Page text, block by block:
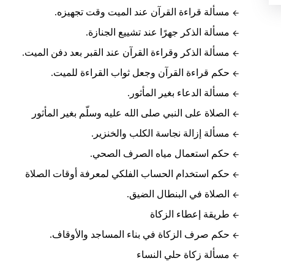
مسألة قراءة القرآن عند الميت وقت تجهيزه.
مسألة الذكر جهرًا عند تشييع الجنازة.
مسألة الذكر وقراءة القرآن عند القبر بعد دفن الميت.
حكم قراءة القرآن وجعل ثواب القراءة للميت.
مسألة الدعاء بغير المأثور.
الصلاة على النبي صلى الله عليه وسلّم بغير المأثور
مسألة إزالة نجاسة الكلب والخنزير.
حكم استعمال مياه الصرف الصحي.
حكم استخدام الحساب الفلكي لمعرفة أوقات الصلاة
الصلاة في البنطال الضيق.
طريقة إعطاء الزكاة
حكم صرف الزكاة في بناء المساجد والأوقاف.
مسألة زكاة حلي النساء